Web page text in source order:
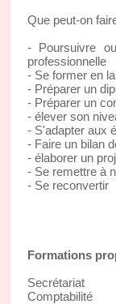
Que peut-on
- Poursuivre
professionnelle
- Se former en
- Préparer un
- Préparer un
- élever son
- S'adapter aux
- Faire un bilan
- élaborer un
- Se remettre à
- Se reconvertir
Formations
Secrétariat
Comptabilité